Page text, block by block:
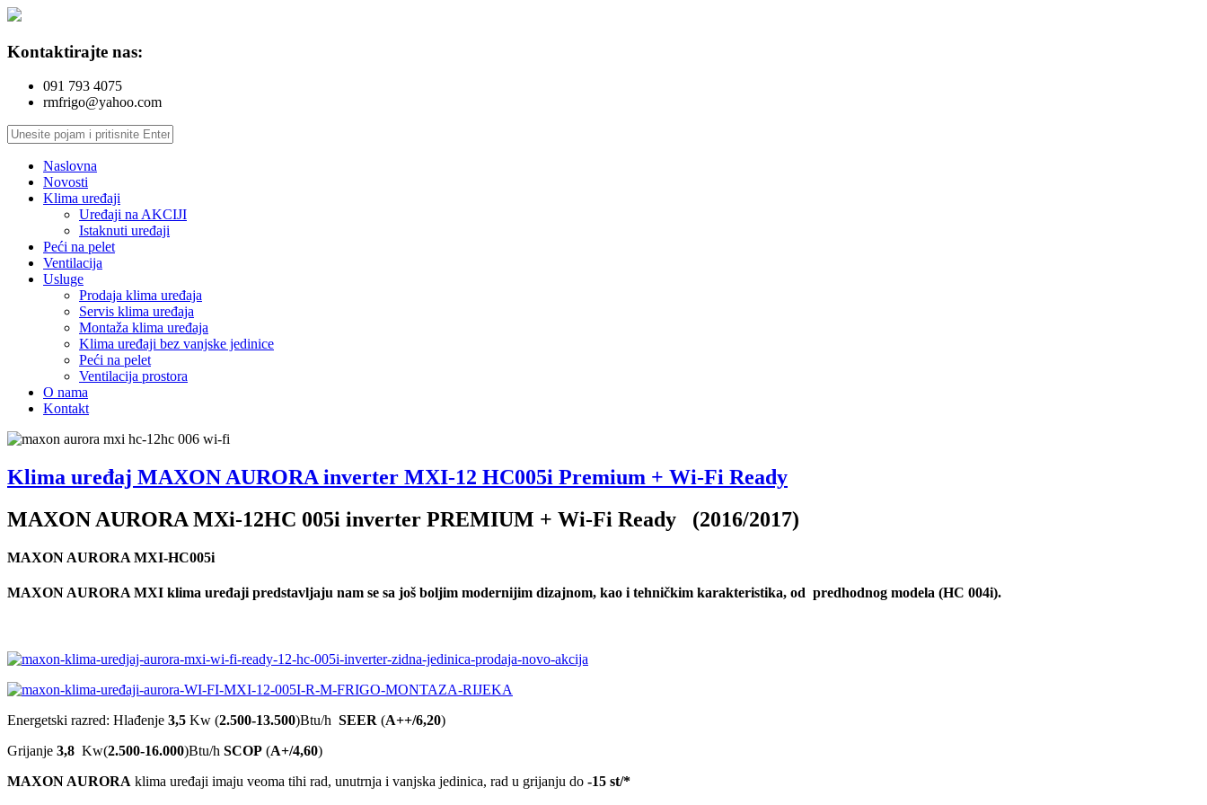
Kontaktirajte nas:
091 793 4075
rmfrigo@yahoo.com
Naslovna
Novosti
Klima uređaji
Uređaji na AKCIJI
Istaknuti uređaji
Peći na pelet
Ventilacija
Usluge
Prodaja klima uređaja
Servis klima uređaja
Montaža klima uređaja
Klima uređaji bez vanjske jedinice
Peći na pelet
Ventilacija prostora
O nama
Kontakt
Klima uređaj MAXON AURORA inverter MXI-12 HC005i Premium + Wi-Fi Ready
MAXON AURORA MXi-12HC 005i inverter PREMIUM + Wi-Fi Ready (2016/2017)
MAXON AURORA MXI-HC005i
MAXON AURORA MXI klima uređaji predstavljaju nam se sa još boljim modernijim dizajnom, kao i tehničkim karakteristika, od predhodnog modela (HC 004i).
Energetski razred: Hlađenje 3,5 Kw (2.500-13.500)Btu/h SEER (A++/6,20)
Grijanje 3,8 Kw(2.500-16.000)Btu/h SCOP (A+/4,60)
MAXON AURORA klima uređaji imaju veoma tihi rad, unutrnja i vanjska jedinica, rad u grijanju do -15 st/*